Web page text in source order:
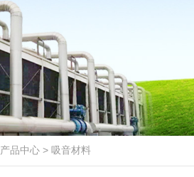
产品中心 > 吸音材料